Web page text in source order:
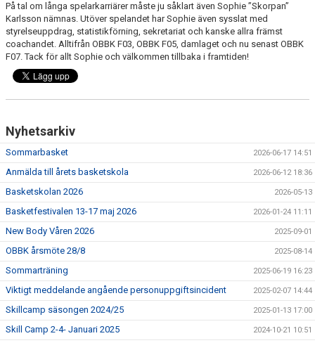
På tal om långa spelarkarriärer måste ju såklart även Sophie ”Skorpan”
Karlsson nämnas. Utöver spelandet har Sophie även sysslat med
styrelseuppdrag, statistikförning, sekretariat och kanske allra främst
coachandet. Alltifrån OBBK F03, OBBK F05, damlaget och nu senast OBBK
F07. Tack för allt Sophie och välkommen tillbaka i framtiden!
Nyhetsarkiv
Sommarbasket 2026-06-17 14:51
Anmälda till årets basketskola 2026-06-12 18:36
Basketskolan 2026 2026-05-13
Basketfestivalen 13-17 maj 2026 2026-01-24 11:11
New Body Våren 2026 2025-09-01
OBBK årsmöte 28/8 2025-08-14
Sommarträning 2025-06-19 16:23
Viktigt meddelande angående personuppgiftsincident 2025-02-07 14:44
Skillcamp säsongen 2024/25 2025-01-13 17:00
Skill Camp 2-4- Januari 2025 2024-10-21 10:51